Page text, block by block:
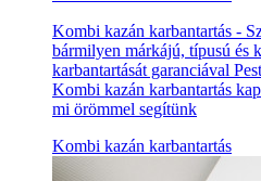
Kombi kazán karbantartás -
bármilyen márkájú, típusú és
karbantartását garanciával
Kombi kazán karbantartás
mi örömmel segítünk
Kombi kazán karbantartás